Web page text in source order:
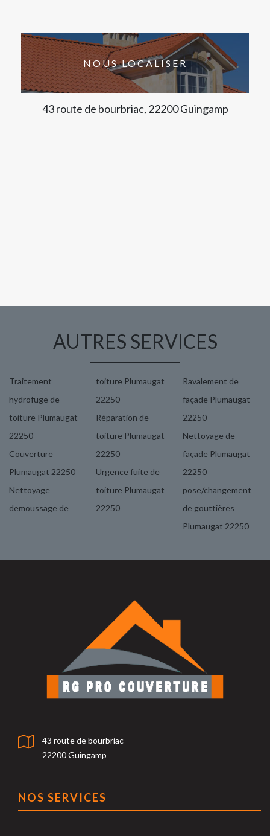
NOUS LOCALISER
43 route de bourbriac, 22200 Guingamp
AUTRES SERVICES
Traitement
hydrofuge de
toiture Plumaugat
22250
Couverture
Plumaugat 22250
Nettoyage
demoussage de
toiture Plumaugat
22250
Réparation de
toiture Plumaugat
22250
Urgence fuite de
toiture Plumaugat
22250
Ravalement de
façade Plumaugat
22250
Nettoyage de
façade Plumaugat
22250
pose/changement
de gouttières
Plumaugat 22250
43 route de bourbriac
22200 Guingamp
NOS SERVICES